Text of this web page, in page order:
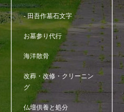
- 田吾作墓石文字
お墓参り代行
海洋散骨
改葬・改修・クリーニン
グ
仏壇供養と処分